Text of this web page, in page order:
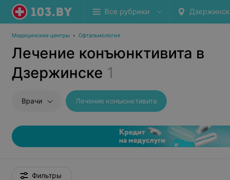
Все рубрики Дзержинск
Медицинские центры • Офтальмология
Лечение конъюнктивита в
Дзержинске 1
Врачи Лечение конъюнктивита
Фильтры